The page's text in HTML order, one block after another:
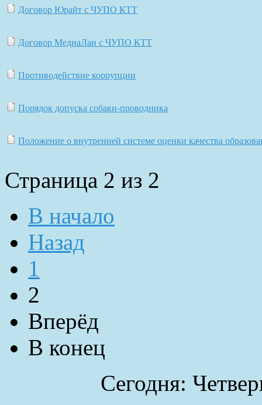
Договор Юрайт c ЧУПО КТТ
Договор МедиаЛан с ЧУПО КТТ
Противодействие коррупции
Порядок допуска собаки-проводника
Положение о внутренней системе оценки качества
Страница 2 из 2
В начало
Назад
1
2
Вперёд
В конец
Сегодня: